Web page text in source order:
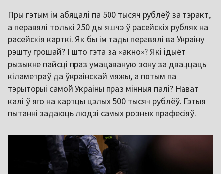
Пры гэтым ім абяцалі па 500 тысяч рублёў за тэракт,
а перавялі толькі 250 ды яшчэ ў расейскіх рублях на
расейскія карткі. Як бы ім тады перавялі ва Украіну
рэшту грошай? І што гэта за «акно»? Які ідыёт
рызыкне пайсці праз умацаваную зону за дваццаць
кіламетраў да ўкраінскай мяжы, а потым па
тэрыторыі самой Украіны праз мінныя палі? Нават
калі ў яго на картцы цэлых 500 тысяч рублёў. Гэтыя
пытанні задаюць людзі самых розных прафесіяў.